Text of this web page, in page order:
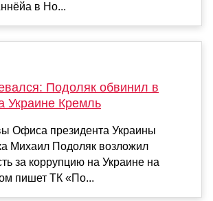
в Но...
Подоляк обвинил в
Украине Кремль
Офиса президента Украины
Михаил Подоляк возложил
за коррупцию на Украине на
пишет ТК «По...